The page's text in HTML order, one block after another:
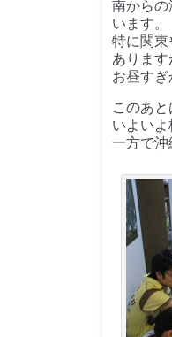
南からの
います。
特に関東
あります
お昼すぎ
このあ
いよい
一方で沖